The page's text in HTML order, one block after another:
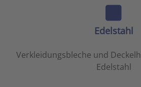
Edelstahl
Verkleidungsbleche und
Edelstahl